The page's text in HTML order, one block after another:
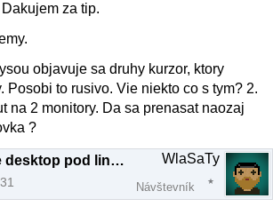
za tip.
objavuje sa druhy kurzor, ktory
Posobi to rusivo. Vie niekto co s tym? 2.
na 2 monitory. Da sa prenasat naozaj
?
RE: remote desktop pod linuxom WlaSaTy
Návštevník